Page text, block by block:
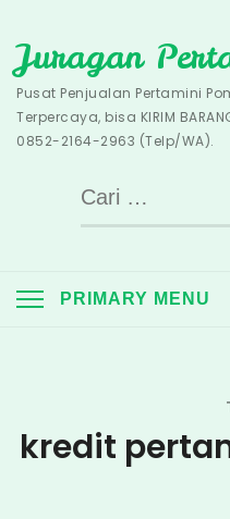
to
content
Juragan
Pusat Penjualan Pertamini
Terpercaya, bisa KIRIM
0852-2164-2963 (Telp/WA).
Cari
untuk:
PRIMARY MENU
kredit